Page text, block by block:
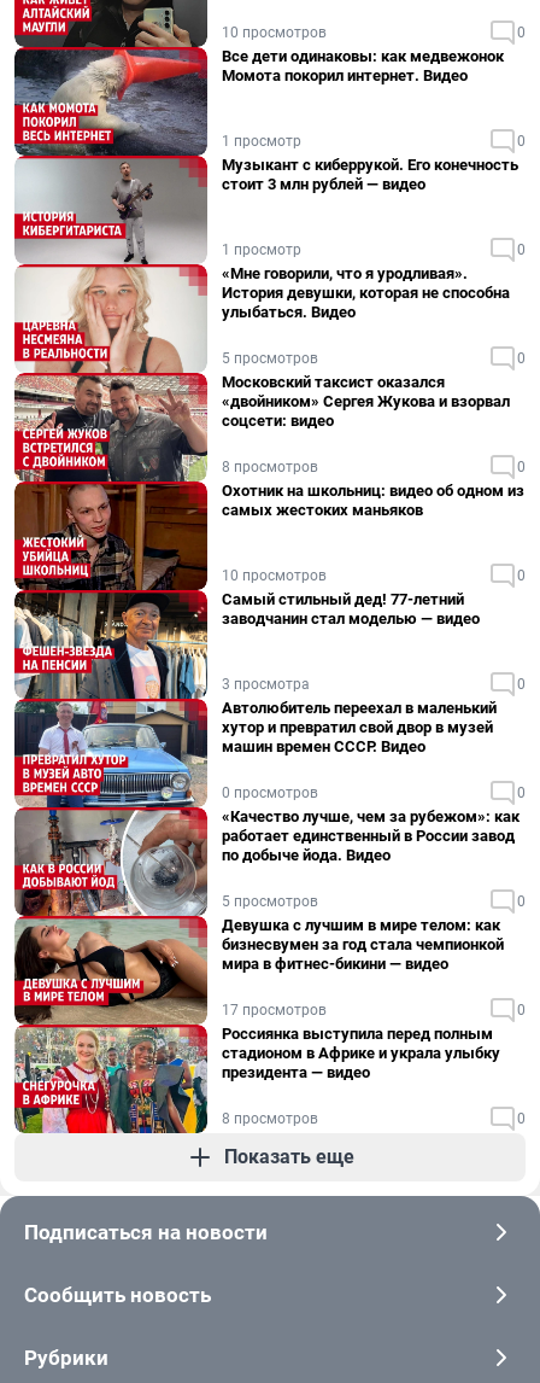
10 просмотров 0
Все дети одинаковы: как медвежонок
Момота покорил интернет. Видео
1 просмотр 0
Музыкант с киберрукой. Его конечность
стоит 3 млн рублей — видео
1 просмотр 0
«Мне говорили, что я уродливая».
История девушки, которая не способна
улыбаться. Видео
5 просмотров 0
Московский таксист оказался
«двойником» Сергея Жукова и взорвал
соцсети: видео
8 просмотров 0
Охотник на школьниц: видео об одном из
самых жестоких маньяков
10 просмотров 0
Самый стильный дед! 77-летний
заводчанин стал моделью — видео
3 просмотра 0
Автолюбитель переехал в маленький
хутор и превратил свой двор в музей
машин времен СССР. Видео
0 просмотров 0
«Качество лучше, чем за рубежом»: как
работает единственный в России завод
по добыче йода. Видео
5 просмотров 0
Девушка с лучшим в мире телом: как
бизнесвумен за год стала чемпионкой
мира в фитнес-бикини — видео
17 просмотров 0
Россиянка выступила перед полным
стадионом в Африке и украла улыбку
президента — видео
8 просмотров 0
Показать еще
Подписаться на новости
Сообщить новость
Рубрики